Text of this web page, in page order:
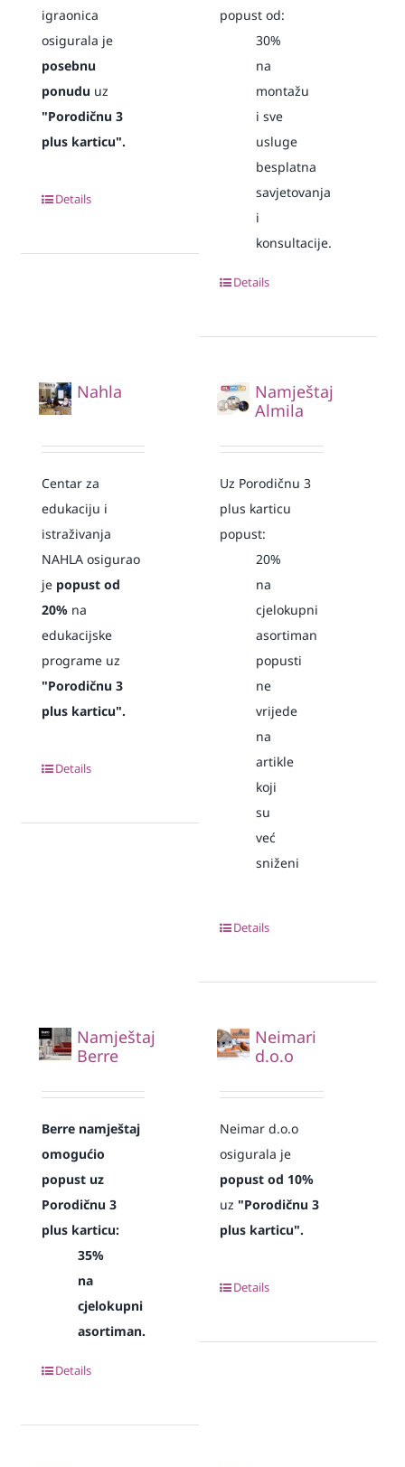
igraonica
osigurala je
posebnu
ponudu uz
"Porodičnu 3
plus karticu".
Details
popust od:
30%
na
montažu
i sve
usluge
besplatna
savjetovanja
i
konsultacije.
Details
Nahla
Centar za
edukaciju i
istraživanja
NAHLA osigurao
je popust od
20% na
edukacijske
programe uz
"Porodičnu 3
plus karticu".
Details
Namještaj
Almila
Uz Porodičnu 3
plus karticu
popust:
20%
na
cjelokupni
asortiman
popusti
ne
vrijede
na
artikle
koji
su
već
sniženi
Details
Namještaj
Berre
Berre namještaj
omogućio
popust uz
Porodičnu 3
plus karticu:
35%
na
cjelokupni
asortiman.
Details
Neimari
d.o.o
Neimar d.o.o
osigurala je
popust od 10%
uz"Porodičnu 3
plus karticu".
Details